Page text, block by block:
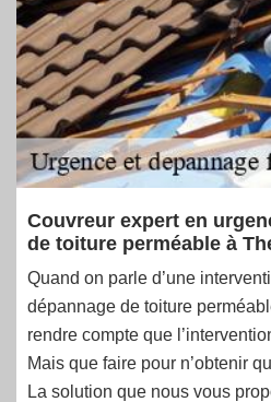
Couvreur expert en
de toiture perméable à
Quand on parle d’une
dépannage de toiture
rendre compte que
Mais que faire pour n’obtenir
La solution que nous vous